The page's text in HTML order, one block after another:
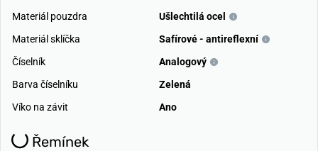
Materiál pouzdra
Ušlechtilá ocel
Materiál sklíčka
Safírové - antireflexní
Číselník
Analogový
Barva číselníku
Zelená
Víko na závit
Ano
Řemínek